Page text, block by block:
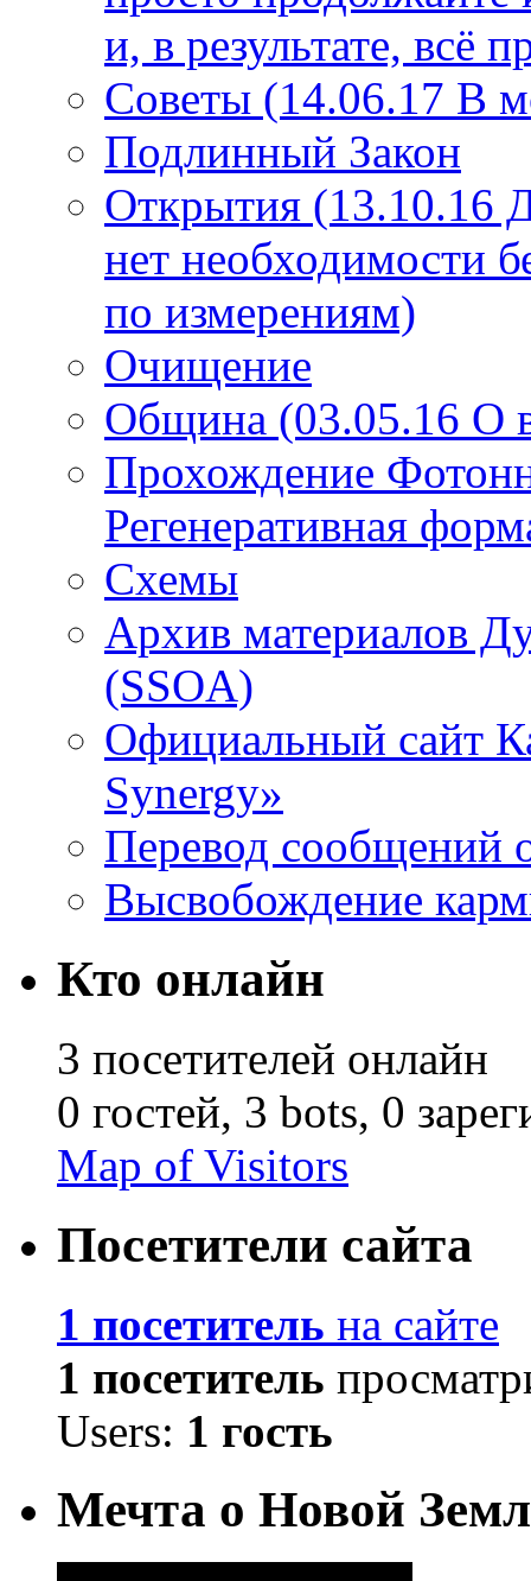
и, в результате, всё
Советы (14.06.17 В
Подлинный Закон
Открытия (13.10.16
нет необходимости
по измерениям)
Очищение
Община (03.05.16 О
Прохождение
Регенеративная
Схемы
Архив материалов
(SSOA)
Официальный сайт
Synergy»
Перевод сообщений
Высвобождение
Кто онлайн
3 посетителей онлайн
0 гостей, 3 bots, 0
Map of Visitors
Посетители сайта
1 посетитель на сайте
1 посетитель
Users: 1 гость
Мечта о Новой